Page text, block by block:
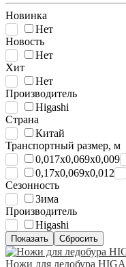
Новинка
Нет
Новость
Нет
Хит
Нет
Производитель
Higashi
Страна
Китай
Транспортный размер, м
0,017x0,069x0,009
0,17x0,069x0,012
Сезонность
Зима
Производитель
Higashi
Ножи для ледобура